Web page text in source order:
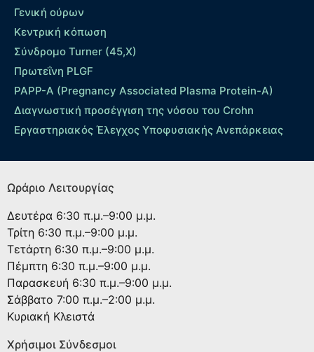
Γενική ούρων
Κεντρική κόπωση
Σύνδρομο Turner (45,X)
Πρωτεΐνη PLGF
PAPP-A (Pregnancy Associated Plasma Protein-A)
Διαγνωστική προσέγγιση της νόσου του Crohn
Εργαστηριακός Έλεγχος Υποφυσιακής Ανεπάρκειας
Ωράριο Λειτουργίας
Δευτέρα 6:30 π.μ.–9:00 μ.μ.
Τρίτη 6:30 π.μ.–9:00 μ.μ.
Τετάρτη 6:30 π.μ.–9:00 μ.μ.
Πέμπτη 6:30 π.μ.–9:00 μ.μ.
Παρασκευή 6:30 π.μ.–9:00 μ.μ.
Σάββατο 7:00 π.μ.–2:00 μ.μ.
Κυριακή Κλειστά
Χρήσιμοι Σύνδεσμοι